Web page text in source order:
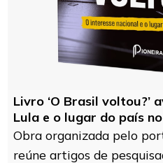
Livro ‘O Brasil voltou?’
Lula e o lugar do país
Obra organizada pelo
reúne artigos de